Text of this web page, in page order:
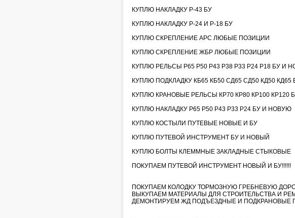
КУПЛЮ НАКЛАДКУ Р-43 БУ
КУПЛЮ НАКЛАДКУ Р-24 И Р-18 БУ
КУПЛЮ СКРЕПЛЕНИЕ АРС ЛЮБЫЕ ПОЗИЦИИ
КУПЛЮ СКРЕПЛЕНИЕ ЖБР ЛЮБЫЕ ПОЗИЦИИ
КУПЛЮ РЕЛЬСЫ Р65 Р50 Р43 Р38 Р33 Р24 Р18 БУ И
КУПЛЮ ПОДКЛАДКУ КБ65 КБ50 СД65 СД50 КД50 КД65
КУПЛЮ КРАНОВЫЕ РЕЛЬСЫ КР70 КР80 КР100 КР120
КУПЛЮ НАКЛАДКУ Р65 Р50 Р43 Р33 Р24 БУ И НОВУЮ
КУПЛЮ КОСТЫЛИ ПУТЕВЫЕ НОВЫЕ И БУ
КУПЛЮ ПУТЕВОЙ ИНСТРУМЕНТ БУ И НОВЫЙ
КУПЛЮ БОЛТЫ КЛЕММНЫЕ ЗАКЛАДНЫЕ СТЫКОВЫЕ
ПОКУПАЕМ ПУТЕВОЙ ИНСТРУМЕНТ НОВЫЙ И БУ!!!!!!
ПОКУПАЕМ КОЛОДКУ ТОРМОЗНУЮ ГРЕБНЕВУЮ
ВЫКУПАЕМ МАТЕРИАЛЫ ДЛЯ СТРОИТЕЛЬСТВА И
ДЕМОНТИРУЕМ ЖД ПОДЪЕЗДНЫЕ И ПОДКРАНОВЫЕ